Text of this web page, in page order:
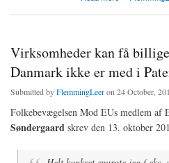
Virksomheder kan få
Danmark ikke er med i
Submitted byFlemmingLeeron 24 October,
Folkebevægelsen Mod EUs medlem af
Søndergaard skrev den 13. oktober